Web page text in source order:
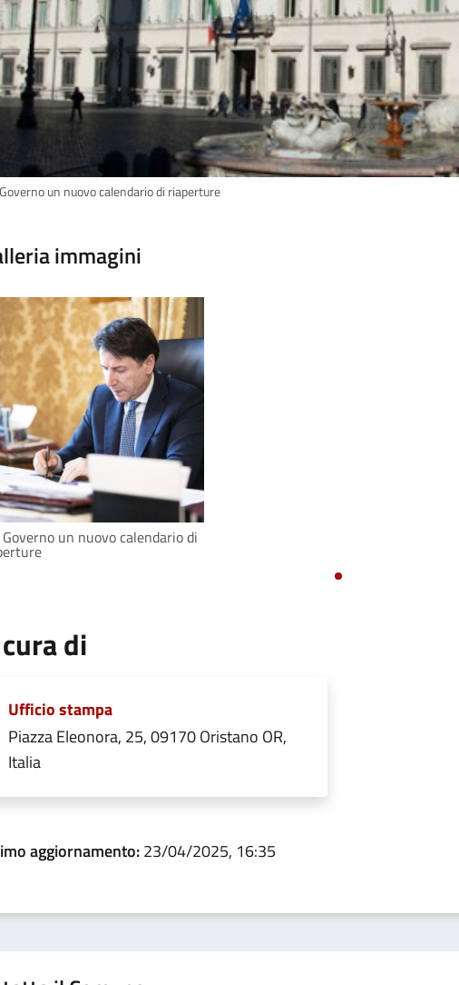
un nuovo calendario di riaperture
immagini
un nuovo calendario di
di
Ufficio stampa
Piazza Eleonora, 25, 09170 Oristano OR,
Italia
aggiornamento:23/04/2025, 16:35